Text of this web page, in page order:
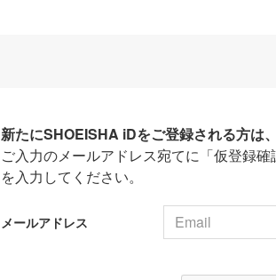
新たにSHOEISHA iDをご登録される方は
ご入力のメールアドレス宛てに「仮登録
を入力してください。
メールアドレス